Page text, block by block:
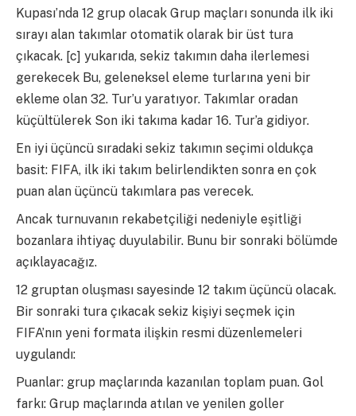
Kupası’nda 12 grup olacak Grup maçları sonunda ilk iki
sırayı alan takımlar otomatik olarak bir üst tura
çıkacak. [c] yukarıda, sekiz takımın daha ilerlemesi
gerekecek Bu, geleneksel eleme turlarına yeni bir
ekleme olan 32. Tur’u yaratıyor. Takımlar oradan
küçültülerek Son iki takıma kadar 16. Tur’a gidiyor.
En iyi üçüncü sıradaki sekiz takımın seçimi oldukça
basit: FIFA, ilk iki takım belirlendikten sonra en çok
puan alan üçüncü takımlara pas verecek.
Ancak turnuvanın rekabetçiliği nedeniyle eşitliği
bozanlara ihtiyaç duyulabilir. Bunu bir sonraki bölümde
açıklayacağız.
12 gruptan oluşması sayesinde 12 takım üçüncü olacak.
Bir sonraki tura çıkacak sekiz kişiyi seçmek için
FIFA’nın yeni formata ilişkin resmi düzenlemeleri
uygulandı:
Puanlar: grup maçlarında kazanılan toplam puan. Gol
farkı: Grup maçlarında atılan ve yenilen goller